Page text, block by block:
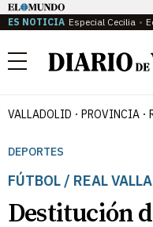
ES NOTICIA Especial Cecilia
Menú
VALLADOLID PROVINCIA
DEPORTES
FÚTBOL / REAL
Destitución